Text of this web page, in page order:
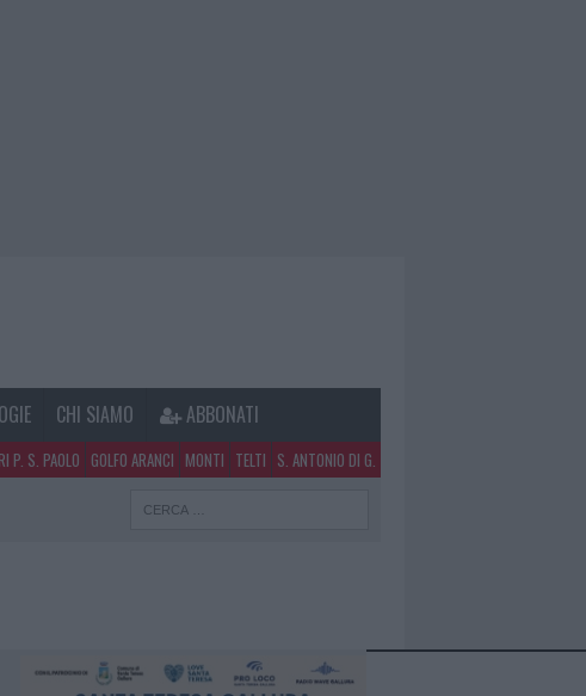
CHI SIAMO ABBONATI
P. S. PAOLO GOLFO ARANCI MONTI TELTI S. ANTONIO DI G.